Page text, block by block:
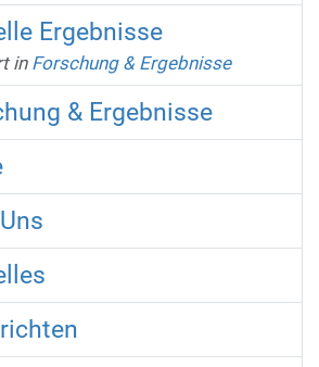
Ergebnisse
in Forschung & Ergebnisse
& Ergebnisse